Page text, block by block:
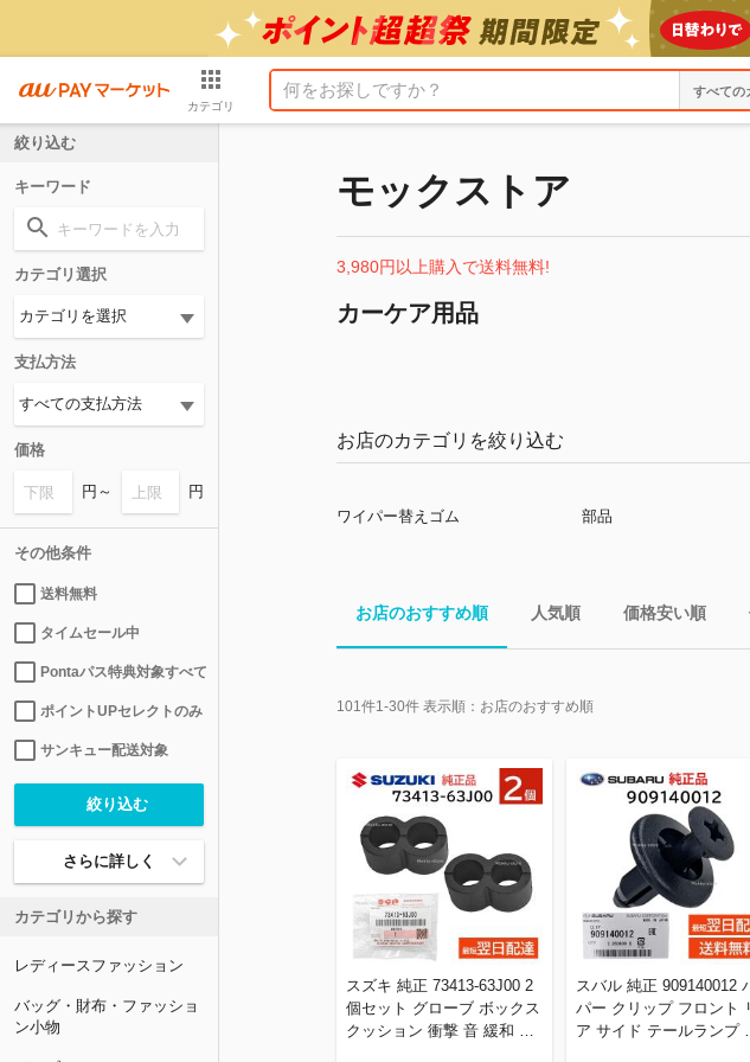
カテゴリ
モックストア
3,980円以上購入で送料無料!
カーケア用品
お店のカテゴリを絞り込む
ワイパー替えゴム 部品
お店のおすすめ順 人気順 価格安い順
101件1-30件 表示順： お店のおすすめ順
スズキ 純正 73413-63J00 2
個セット グローブ ボックス
クッション 衝撃 音 緩和 交
スバル 純正 909140012
パー クリップ フロント
ア サイド テールランプ
絞り込む
キーワード
カテゴリ選択
支払方法
価格
円～ 円
その他条件
送料無料
タイムセール中
Pontaパス特典対象すべて
ポイントUPセレクトのみ
サンキュー配送対象
さらに詳しく
カテゴリから探す
レディースファッション
バッグ・財布・ファッショ
ン小物